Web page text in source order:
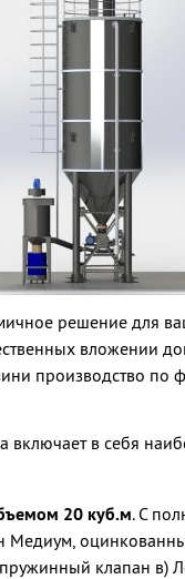
решение для
вложении
производство по
включает в себя
20 куб.м. С
Медиум,
клапан в)